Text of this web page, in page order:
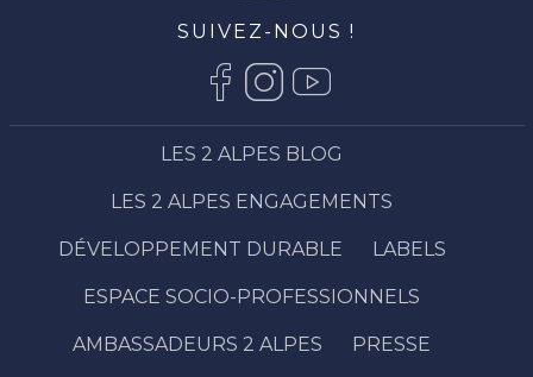
SUIVEZ-NOUS !
LES 2 ALPES BLOG
LES 2 ALPES ENGAGEMENTS
DÉVELOPPEMENT DURABLE LABELS
ESPACE SOCIO-PROFESSIONNELS
AMBASSADEURS 2 ALPES PRESSE